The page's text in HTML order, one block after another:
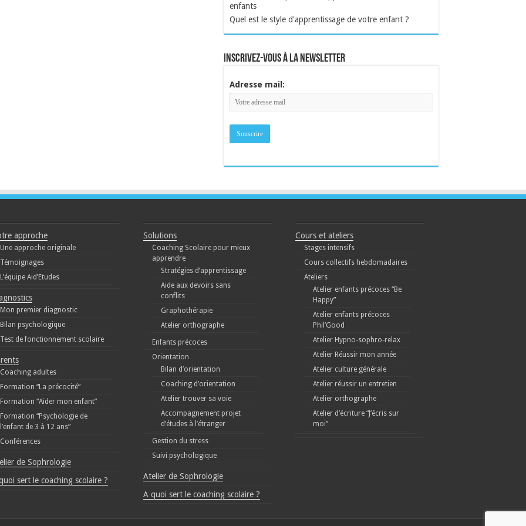
enfants
Quel est le style d'apprentissage de votre enfant ?
inscrivez-vous à la newsletter
Adresse mail:
approche
Une approche originale
Témoignages
L’équipe Aid’Etudes
Mon premier diagnostic
Bilan psychologique
Test de fonctionnement scolaire
Coaching adultes
Formation “La précocité”
Formation “Aider mon enfant”
Formation “Psychologie de
l’enfant de 3 à 12 ans”
Conférences
de Sophrologie
sert le coaching scolaire ?
Solutions
Coaching Scolaire pour mieux
apprendre
Stratégies d’apprentissage
Aide aux devoirs sans
conflits
Graphothérapie
Atelier orthographe
Enfants précoces
Orientation
Bilan d’orientation
Coaching d’orientation
Atelier trouver sa voie
Accompagnement projet
d’études à l’étranger
Gestion du stress
Suivi psychologique
Atelier de Sophrologie
A quoi sert le coaching scolaire ?
Cours et ateliers
Stages intensifs
Cours collectifs hebdomadaires
Ateliers
Atelier enfants précoces “Be
Happy”
Atelier enfants précoces
Phil’Good
Atelier Hypno-sophro-relax
Atelier Réussir mon année
Atelier culture générale
Atelier réussir un entretien
Atelier orthographe
Atelier d’écriture “J’écris sur
moi”